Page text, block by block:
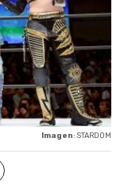
Imagen: STARDOM